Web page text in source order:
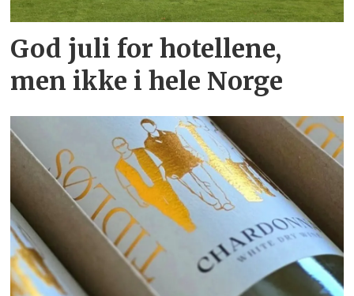
God juli for hotellene,
men ikke i hele Norge